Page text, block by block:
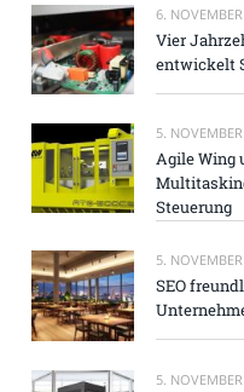
6.
Vier
entwickelt
5.
Agile Wing
Steuerung
5.
SEO
5.